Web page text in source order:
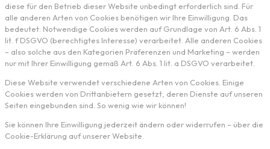
diese für den Betrieb dieser Website unbedingt erforderlich sind. Für
alle anderen Arten von Cookies benötigen wir Ihre Einwilligung. Das
bedeutet: Notwendige Cookies werden auf Grundlage von Art. 6 Abs. 1
lit. f DSGVO (berechtigtes Interesse) verarbeitet. Alle anderen Cookies
– also solche aus den Kategorien Präferenzen und Marketing – werden
nur mit Ihrer Einwilligung gemäß Art. 6 Abs. 1 lit. a DSGVO verarbeitet.
Diese Website verwendet verschiedene Arten von Cookies. Einige
Cookies werden von Drittanbietern gesetzt, deren Dienste auf unseren
Seiten eingebunden sind. So wenig wie wir können!
Sie können Ihre Einwilligung jederzeit ändern oder widerrufen – über die
Cookie-Erklärung auf unserer Website.